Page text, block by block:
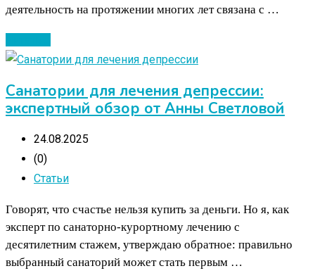
деятельность на протяжении многих лет связана с …
Санатории для лечения депрессии:
экспертный обзор от Анны Светловой
24.08.2025
(0)
Статьи
Говорят, что счастье нельзя купить за деньги. Но я, как
эксперт по санаторно-курортному лечению с
десятилетним стажем, утверждаю обратное: правильно
выбранный санаторий может стать первым …